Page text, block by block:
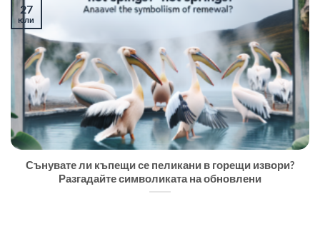
Сънувате ли къпещи се пеликани в горещи извори?
Разгадайте символиката на обновлени
27
юли